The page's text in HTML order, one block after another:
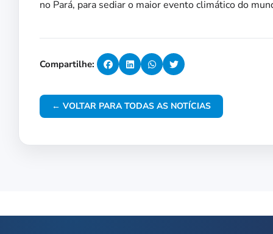
no Pará, para sediar o maior evento climático do
Compartilhe:
← VOLTAR PARA TODAS AS NOTÍCIAS